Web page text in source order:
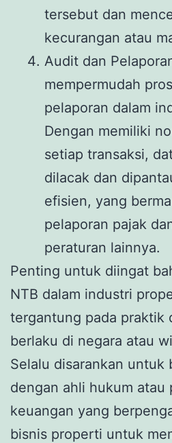
tersebut dan
kecurangan atau
Audit dan
mempermudah
pelaporan dalam
Dengan memiliki
setiap transaksi,
dilacak dan
efisien, yang
pelaporan pajak
peraturan lainnya.
Penting untuk diingat
NTB dalam industri
tergantung pada praktik
berlaku di negara atau
Selalu disarankan untuk
dengan ahli hukum atau
keuangan yang
bisnis properti untuk